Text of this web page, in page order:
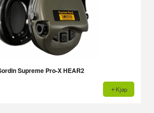
Supreme Pro-X HEAR2
Kjøp